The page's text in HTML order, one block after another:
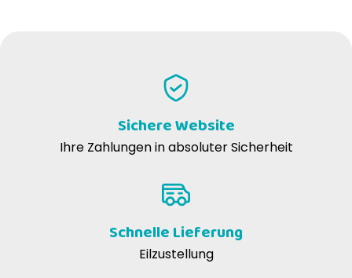
Sichere Website
Ihre Zahlungen in absoluter Sicherheit
Schnelle Lieferung
Eilzustellung